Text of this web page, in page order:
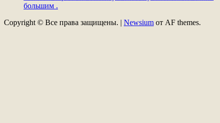
большим .
Copyright © Все права защищены. | Newsium от AF themes.